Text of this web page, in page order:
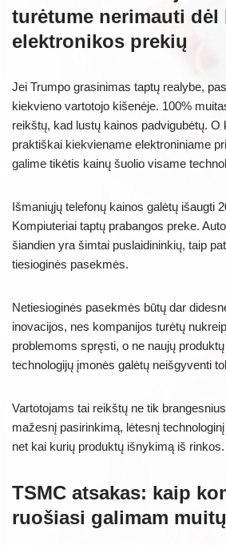
turėtume nerimauti dėl
elektronikos prekių
Jei Trumpo grasinimas taptų realybe,
kiekvieno vartotojo kišenėje. 100%
reikštų, kad lustų kainos padvigubėtų. O
praktiškai kiekviename elektroniniame
galime tikėtis kainų šuolio visame
Išmaniųjų telefonų kainos galėtų išaugti
Kompiuteriai taptų prabangos preke.
šiandien yra šimtai puslaidininkių, taip
tiesioginės pasekmės.
Netiesioginės pasekmės būtų dar
inovacijos, nes kompanijos turėtų
problemoms spręsti, o ne naujų
technologijų įmonės galėtų neišgyventi
Vartotojams tai reikštų ne tik
mažesnį pasirinkimą, lėtesnį
net kai kurių produktų išnykimą iš rinkos.
TSMC atsakas: kaip
ruošiasi galimam